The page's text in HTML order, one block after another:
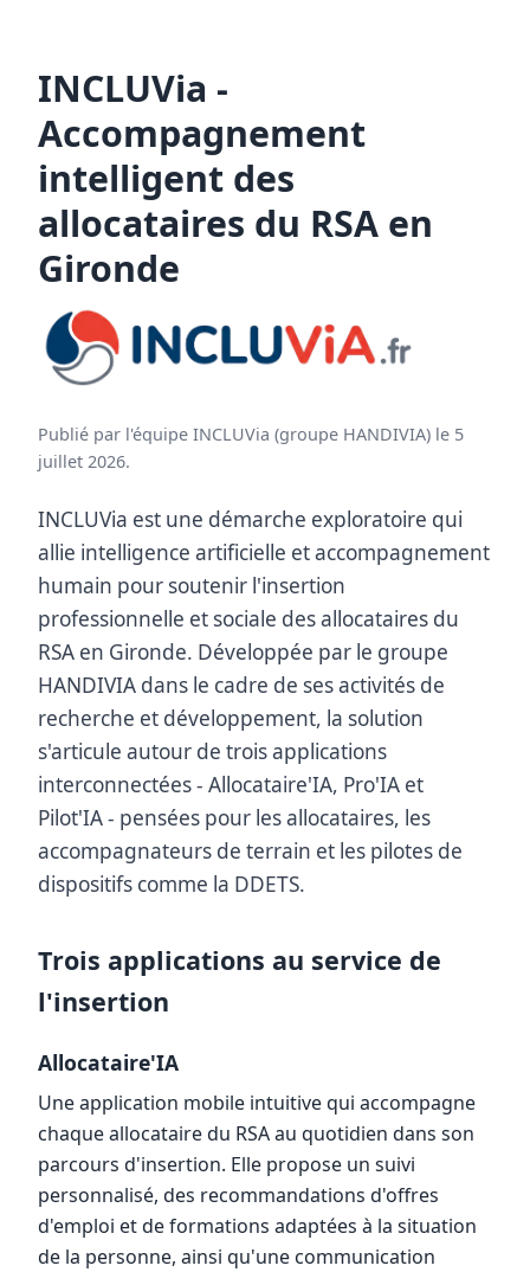
INCLUVia -
Accompagnement
intelligent des
allocataires du RSA en
Gironde
Publié par l'équipe INCLUVia (groupe HANDIVIA) le 5
juillet 2026.
INCLUVia est une démarche exploratoire qui
allie intelligence artificielle et accompagnement
humain pour soutenir l'insertion
professionnelle et sociale des allocataires du
RSA en Gironde. Développée par le groupe
HANDIVIA dans le cadre de ses activités de
recherche et développement, la solution
s'articule autour de trois applications
interconnectées - Allocataire'IA, Pro'IA et
Pilot'IA - pensées pour les allocataires, les
accompagnateurs de terrain et les pilotes de
dispositifs comme la DDETS.
Trois applications au service de
l'insertion
Allocataire'IA
Une application mobile intuitive qui accompagne
chaque allocataire du RSA au quotidien dans son
parcours d'insertion. Elle propose un suivi
personnalisé, des recommandations d'offres
d'emploi et de formations adaptées à la situation
de la personne, ainsi qu'une communication